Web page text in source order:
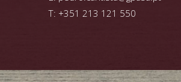
T: +351 213 121 550